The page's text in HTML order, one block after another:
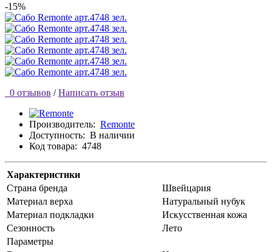
-15%
0 отзывов / Написать отзыв
Производитель: Remonte
Доступность: В наличии
Код товара: 4748
Характеристики
Страна бренда
Швейцария
Материал верха
Натуральный нубук
Материал подкладки
Искусственная кожа
Сезонность
Лето
Параметры